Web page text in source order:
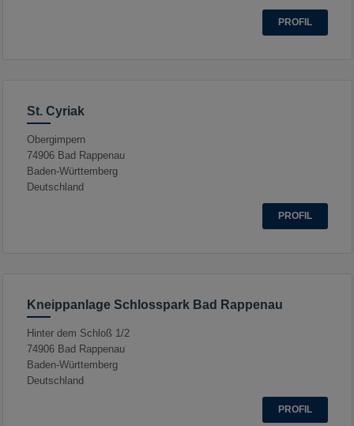
PROFIL
St. Cyriak
Obergimpern
74906 Bad Rappenau
Baden-Württemberg
Deutschland
PROFIL
Kneippanlage Schlosspark Bad Rappenau
Hinter dem Schloß 1/2
74906 Bad Rappenau
Baden-Württemberg
Deutschland
PROFIL